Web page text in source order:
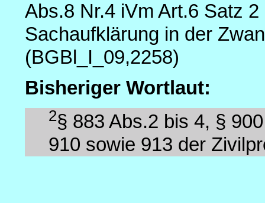
Abs.8 Nr.4 iVm Art.6 Satz
Sachaufklärung in der
(BGBl_I_09,2258)
Bisheriger Wortlaut:
2§ 883 Abs.2 bis 4, §
910 sowie 913 der